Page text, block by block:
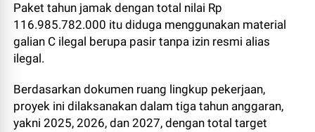
Paket tahun jamak dengan total nilai Rp
116.985.782.000 itu diduga menggunakan material
galian C ilegal berupa pasir tanpa izin resmi alias
ilegal.
Berdasarkan dokumen ruang lingkup pekerjaan,
proyek ini dilaksanakan dalam tiga tahun anggaran,
yakni 2025, 2026, dan 2027, dengan total target